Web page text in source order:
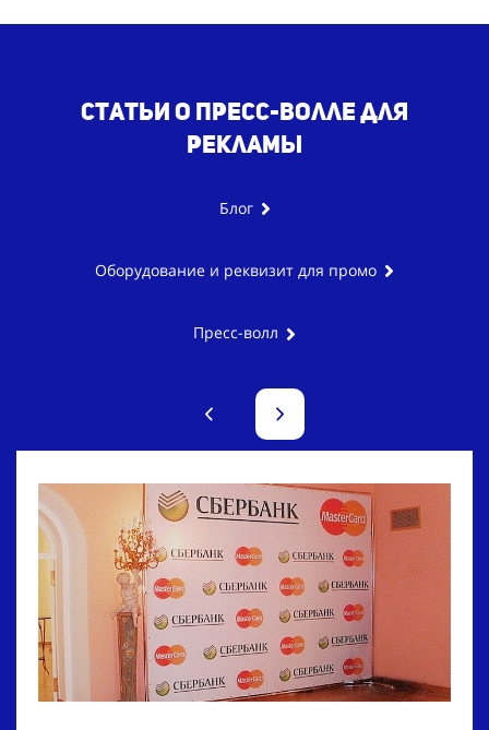
Статьи о пресс-волле для
рекламы
Блог
Оборудование и реквизит для промо
Пресс-волл